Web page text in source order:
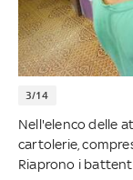
3/14
Nell'elenco delle
cartolerie,
Riaprono i